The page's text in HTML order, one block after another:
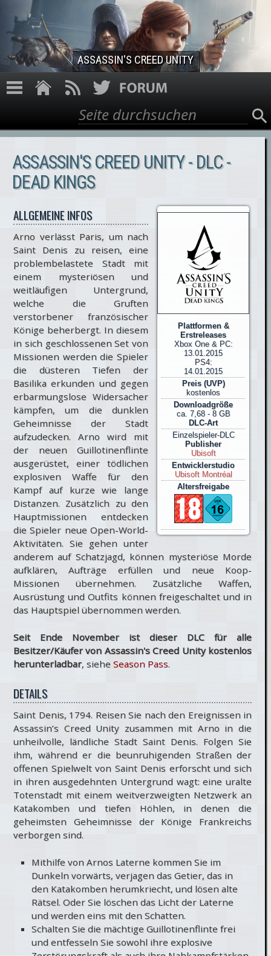
Direkt zum Inhalt
ASSASSIN'S CREED UNITY
Suchformular
Suche
ASSASSIN'S CREED UNITY - DLC -
DEAD KINGS
Plattformen &
Erstreleases
Xbox One & PC:
13.01.2015
PS4:
14.01.2015
Preis (UVP)
kostenlos
Downloadgröße
ca. 7,68 - 8 GB
DLC-Art
Einzelspieler-DLC
Publisher
Ubisoft
Entwicklerstudio
Ubisoft Montréal
Altersfreigabe
ALLGEMEINE INFOS
Arno verlässt Paris, um nach
Saint Denis zu reisen, eine
problembelastete Stadt mit
einem mysteriösen und
weitläufigen Untergrund,
welche die Gruften
verstorbener französischer
Könige beherbergt. In diesem
in sich geschlossenen Set von
Missionen werden die Spieler
die düsteren Tiefen der
Basilika erkunden und gegen
erbarmungslose Widersacher
kämpfen, um die dunklen
Geheimnisse der Stadt
aufzudecken. Arno wird mit
der neuen Guillotinenflinte
ausgerüstet, einer tödlichen
explosiven Waffe für den
Kampf auf kurze wie lange
Distanzen. Zusätzlich zu den
Hauptmissionen entdecken
die Spieler neue Open-World-
Aktivitäten. Sie gehen unter
anderem auf Schatzjagd, können mysteriöse Morde
aufklären, Aufträge erfüllen und neue Koop-
Missionen übernehmen. Zusätzliche Waffen,
Ausrüstung und Outfits können freigeschaltet und in
das Hauptspiel übernommen werden.
Seit Ende November ist dieser DLC für alle
Besitzer/Käufer von Assassin's Creed Unity kostenlos
herunterladbar, siehe Season Pass.
DETAILS
Saint Denis, 1794. Reisen Sie nach den Ereignissen in
Assassin’s Creed Unity zusammen mit Arno in die
unheilvolle, ländliche Stadt Saint Denis. Folgen Sie
ihm, während er die beunruhigenden Straßen der
offenen Spielwelt von Saint Denis erforscht und sich
in ihren ausgedehnten Untergrund wagt: eine uralte
Totenstadt mit einem weitverzweigten Netzwerk an
Katakomben und tiefen Höhlen, in denen die
geheimsten Geheimnisse der Könige Frankreichs
verborgen sind.
Mithilfe von Arnos Laterne kommen Sie im
Dunkeln vorwärts, verjagen das Getier, das in
den Katakomben herumkriecht, und lösen alte
Rätsel. Oder Sie löschen das Licht der Laterne
und werden eins mit den Schatten.
Schalten Sie die mächtige Guillotinenflinte frei
und entfesseln Sie sowohl ihre explosive